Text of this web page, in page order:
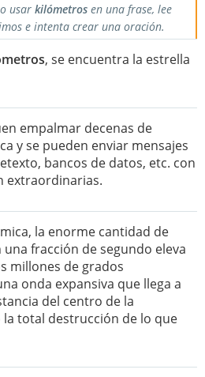
usar kilómetros en una frase, lee
e intenta crear una oración.
, se encuentra la estrella
empalmar decenas de
y se pueden enviar mensajes
bancos de datos, etc. con
extraordinarias.
la enorme cantidad de
fracción de segundo eleva
millones de grados
onda expansiva que llega a
del centro de la
total destrucción de lo que